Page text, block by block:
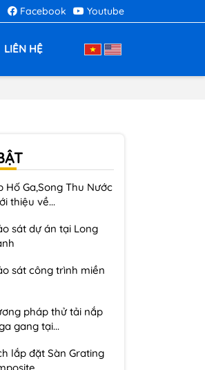
Facebook Youtube
LIÊN HỆ
Hố Ga,Song Thu Nước
thiệu về...
sát dự án tại Long
sát công trình miền
pháp thử tải nắp
gang tại...
lắp đặt Sàn Grating